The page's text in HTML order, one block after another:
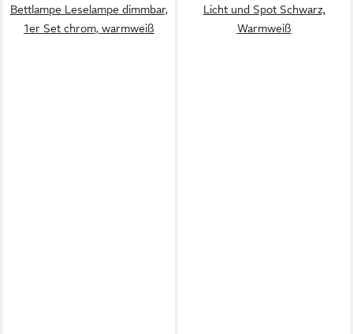
Bettlampe Leselampe dimmbar,
1er Set chrom, warmweiß
Licht und Spot Schwarz,
Warmweiß